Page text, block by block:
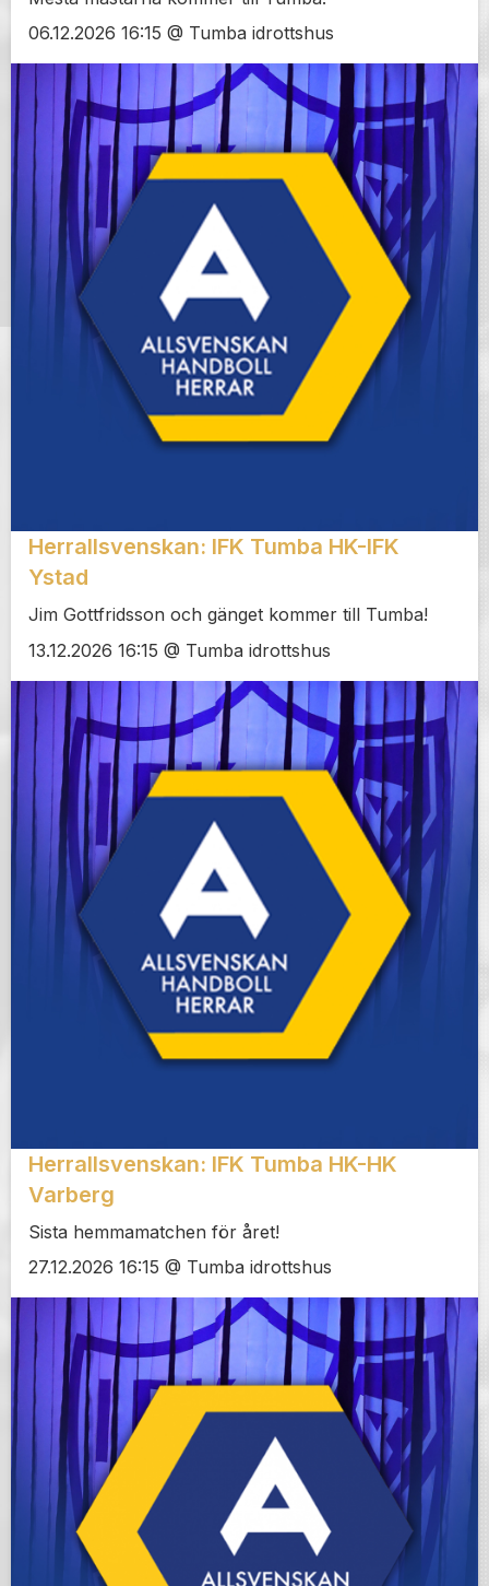
06.12.2026 16:15 @ Tumba idrottshus
Herrallsvenskan: IFK Tumba HK-IFK
Ystad
Jim Gottfridsson och gänget kommer till Tumba!
13.12.2026 16:15 @ Tumba idrottshus
Herrallsvenskan: IFK Tumba HK-HK
Varberg
Sista hemmamatchen för året!
27.12.2026 16:15 @ Tumba idrottshus